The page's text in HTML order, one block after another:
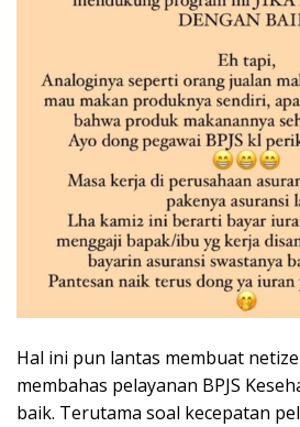
Hal ini pun lantas membuat
membahas pelayanan BPJS
baik. Terutama soal kecepatan